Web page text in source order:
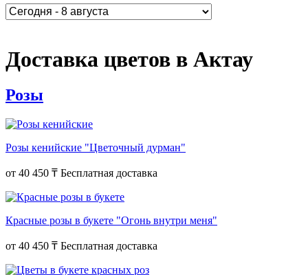
Доставка цветов в Актау
Розы
Розы кенийские "Цветочный дурман"
от 40 450 ₸
Красные розы в букете "Огонь внутри меня"
от 40 450 ₸